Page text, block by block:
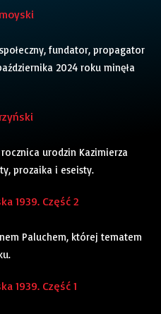
fundator, propagator
2024 roku minęła
urodzin Kazimierza
prozaika i eseisty.
1939. Część 2
Paluchem, której tematem
1939. Część 1